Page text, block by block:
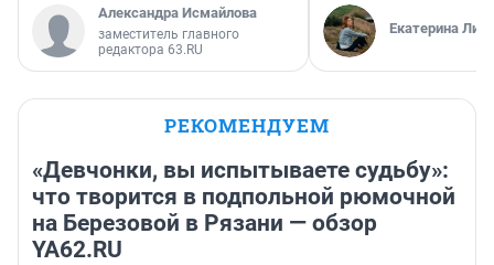
Александра Исмайлова
заместитель главного
редактора 63.RU
Екатерина
РЕКОМЕНДУЕМ
«Девчонки, вы испытываете судьбу»:
что творится в подпольной рюмочной
на Березовой в Рязани — обзор
YA62.RU